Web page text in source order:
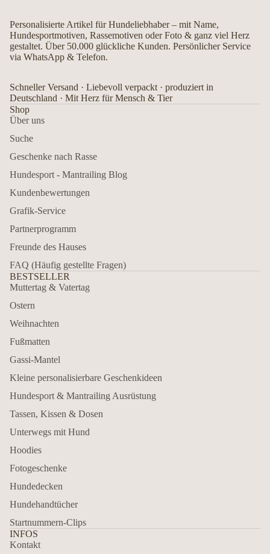
Personalisierte Artikel für Hundeliebhaber – mit Name,
Hundesportmotiven, Rassemotiven oder Foto & ganz viel Herz
gestaltet. Über 50.000 glückliche Kunden. Persönlicher Service
via WhatsApp & Telefon.
Schneller Versand · Liebevoll verpackt · produziert in
Deutschland · Mit Herz für Mensch & Tier
Shop
Über uns
Suche
Geschenke nach Rasse
Hundesport - Mantrailing Blog
Kundenbewertungen
Grafik-Service
Partnerprogramm
Freunde des Hauses
FAQ (Häufig gestellte Fragen)
BESTSELLER
Muttertag & Vatertag
Ostern
Weihnachten
Fußmatten
Gassi-Mantel
Kleine personalisierbare Geschenkideen
Hundesport & Mantrailing Ausrüstung
Tassen, Kissen & Dosen
Unterwegs mit Hund
Hoodies
Fotogeschenke
Hundedecken
Hundehandtücher
Startnummern-Clips
INFOS
Kontakt